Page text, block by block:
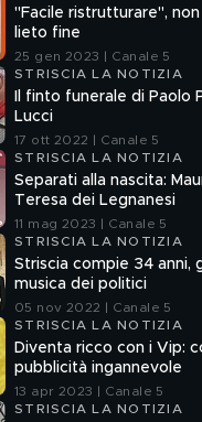
"Facile ristrutturare",
lieto fine
25 gen 2023 | Canale 5
STRISCIA LA NOTIZIA
Il finto funerale di Paolo
Lucci
17 ott 2022 | Canale 5
STRISCIA LA NOTIZIA
Separati alla nascita:
Teresa dei Legnanesi
11 mag 2023 | Canale 5
STRISCIA LA NOTIZIA
Striscia compie 34 anni,
musica dei politici
05 nov 2022 | Canale 5
STRISCIA LA NOTIZIA
Diventa ricco con i Vip:
pubblicità ingannevole
13 apr 2023 | Canale 5
STRISCIA LA NOTIZIA